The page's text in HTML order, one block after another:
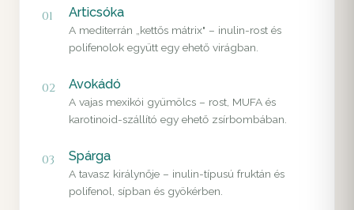
01 Articsóka
A mediterrán „kettős mátrix" – inulin-rost és
polifenolok együtt egy ehető virágban.
02 Avokádó
A vajas mexikói gyümölcs – rost, MUFA és
karotinoid-szállító egy ehető zsírbombában.
03 Spárga
A tavasz királynője – inulin-típusú fruktán és
polifenol, sípban és gyökérben.